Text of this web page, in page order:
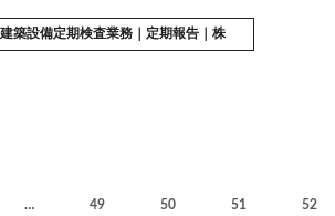
築設備定期検査業務｜定期報告｜株
… 49 50 51 52